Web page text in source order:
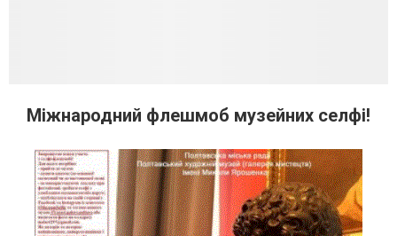
Міжнародний флешмоб музейних селфі!